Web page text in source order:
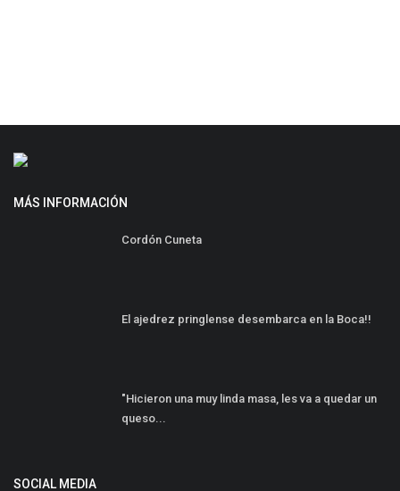
MÁS INFORMACIÓN
Cordón Cuneta
El ajedrez pringlense desembarca en la Boca!!
"Hicieron una muy linda masa, les va a quedar un
queso...
SOCIAL MEDIA